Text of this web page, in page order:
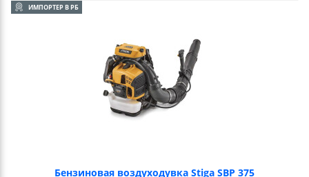
ИМПОРТЕР В РБ
Бензиновая воздуходувка Stiga SBP 375